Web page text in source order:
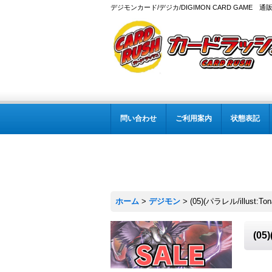
デジモンカード/デジカ/DIGIMON CARD GAME 通
問い合わせ ご利用案内 状態表記
ホーム > デジモン > (05)(パラレル/